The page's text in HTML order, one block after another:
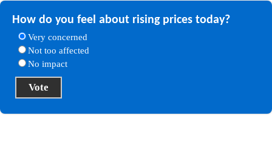
How do you feel about rising prices today?
Very concerned
Not too affected
No impact